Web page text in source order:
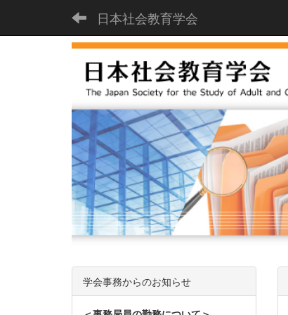
日本社会教育学会
学会事務からのお知らせ